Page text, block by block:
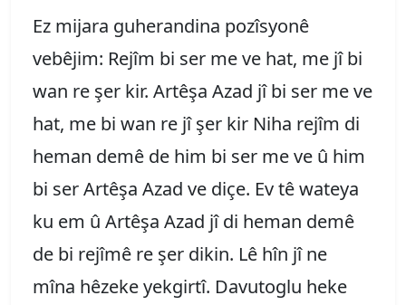
Ez mijara guherandina pozîsyonê
vebêjim: Rejîm bi ser me ve hat, me jî bi
wan re şer kir. Artêşa Azad jî bi ser me ve
hat, me bi wan re jî şer kir Niha rejîm di
heman demê de him bi ser me ve û him
bi ser Artêşa Azad ve diçe. Ev tê wateya
ku em û Artêşa Azad jî di heman demê
de bi rejîmê re şer dikin. Lê hîn jî ne
mîna hêzeke yekgirtî. Davutoglu heke